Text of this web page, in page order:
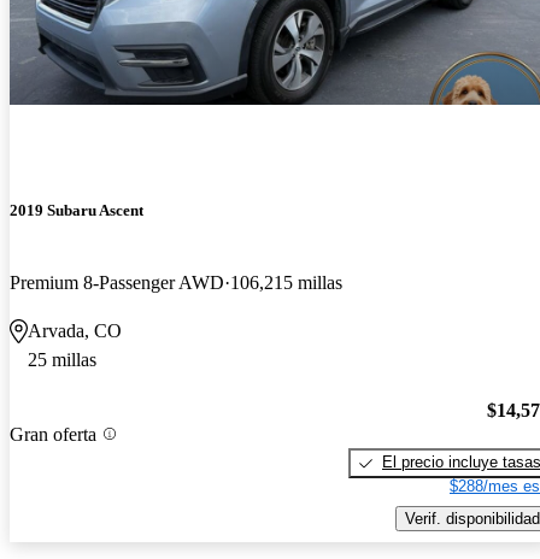
2019 Subaru Ascent
Premium 8-Passenger AWD 106,215 millas
Arvada, CO
25 millas
Gran oferta
El precio incluye tasas
$288/mes
Verif. disponibilidad